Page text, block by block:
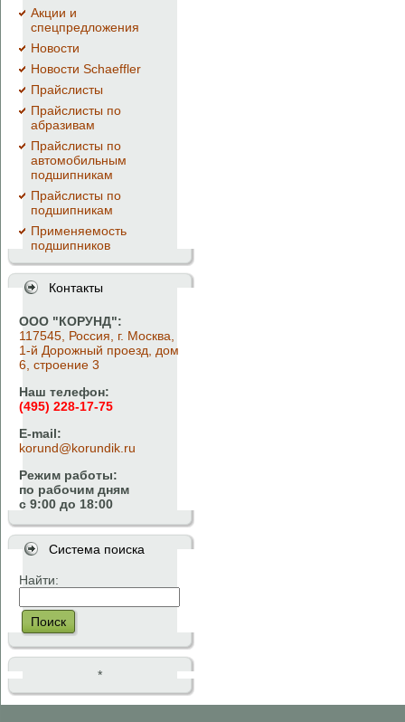
Акции и
спецпредложения
Новости
Новости Schaeffler
Прайслисты
Прайслисты по
абразивам
Прайслисты по
автомобильным
подшипникам
Прайслисты по
подшипникам
Применяемость
подшипников
Контакты
ООО "КОРУНД":
117545, Россия, г. Москва,
1-й Дорожный проезд, дом
6, строение 3
Наш телефон:
(495) 228-17-75
E-mail:
korund@korundik.ru
Режим работы:
по рабочим дням
с 9:00 до 18:00
Система поиска
Найти:
Поиск
*